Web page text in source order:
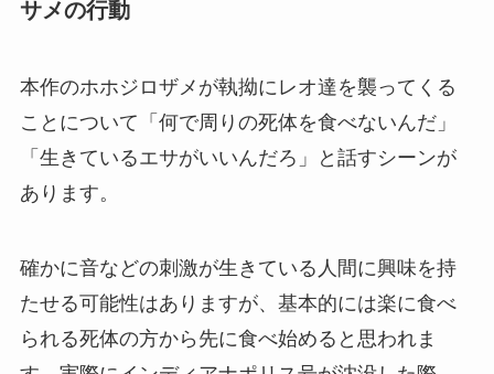
サメの行動
本作のホホジロザメが執拗にレオ達を襲ってくる
ことについて「何で周りの死体を食べないんだ」
「生きているエサがいいんだろ」と話すシーンが
あります。
確かに音などの刺激が生きている人間に興味を持
たせる可能性はありますが、基本的には楽に食べ
られる死体の方から先に食べ始めると思われま